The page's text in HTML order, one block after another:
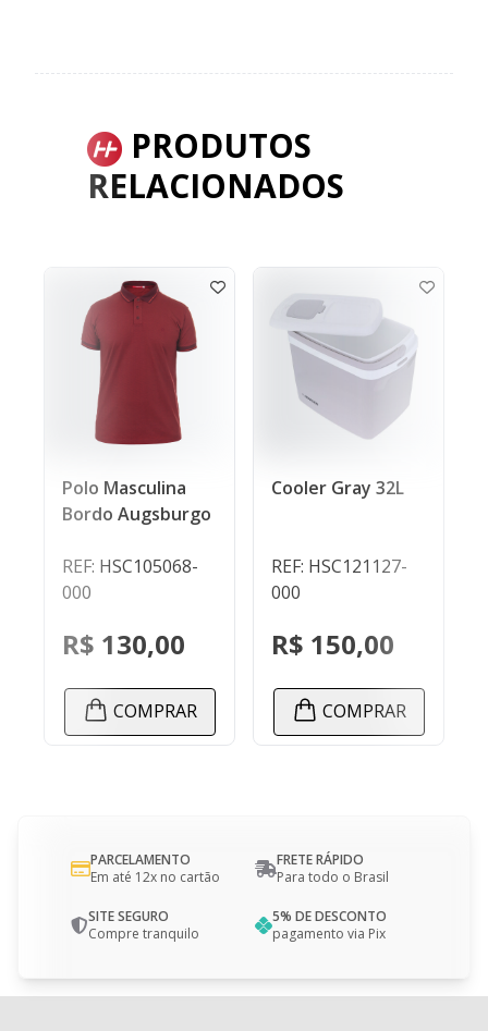
PRODUTOS
RELACIONADOS
Polo Masculina
Bordo Augsburgo
REF: HSC105068-
000
R$ 130,00
COMPRAR
Cooler Gray 32L
REF: HSC121127-
000
R$ 150,00
COMPRAR
PARCELAMENTO
Em até 12x no cartão
FRETE RÁPIDO
Para todo o Brasil
SITE SEGURO
Compre tranquilo
5% DE DESCONTO
pagamento via Pix